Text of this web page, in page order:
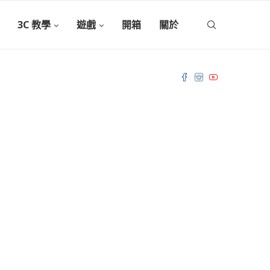
3C 教學 遊戲 開箱 關於